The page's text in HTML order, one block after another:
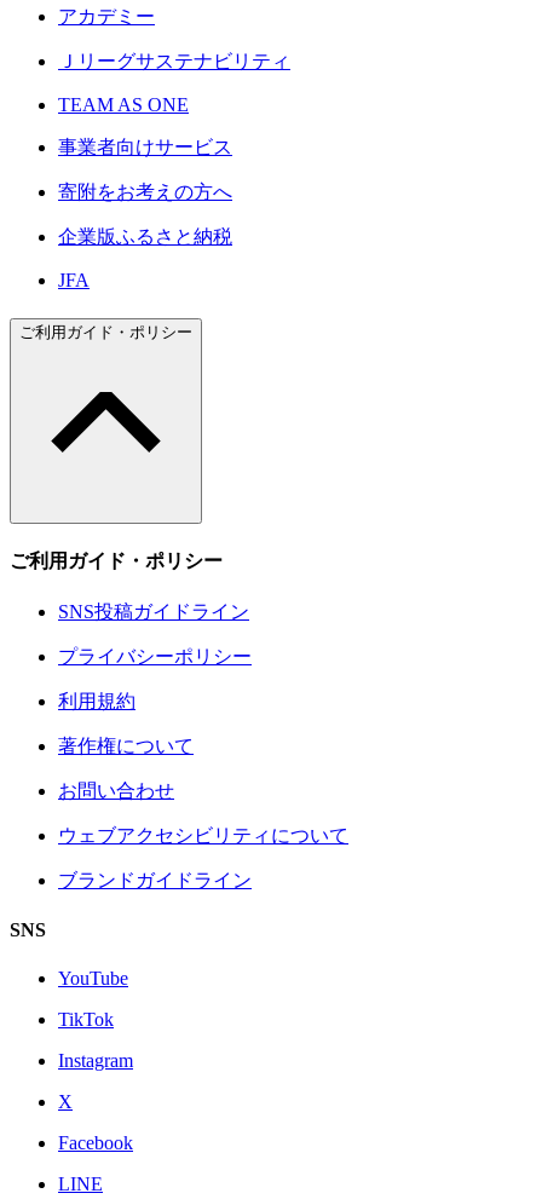
アカデミー
Ｊリーグサステナビリティ
TEAM AS ONE
事業者向けサービス
寄附をお考えの方へ
企業版ふるさと納税
JFA
ご利用ガイド・ポリシー
ご利用ガイド・ポリシー
SNS投稿ガイドライン
プライバシーポリシー
利用規約
著作権について
お問い合わせ
ウェブアクセシビリティについて
ブランドガイドライン
SNS
YouTube
TikTok
Instagram
X
Facebook
LINE